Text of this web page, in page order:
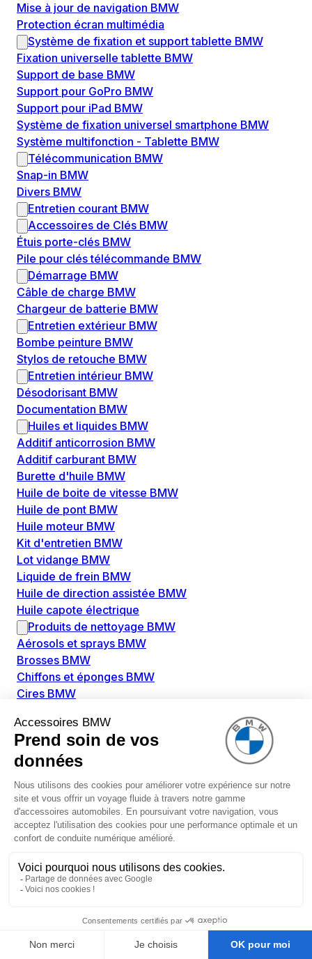
Mise à jour de navigation BMW
Protection écran multimédia
Système de fixation et support tablette BMW
Fixation universelle tablette BMW
Support de base BMW
Support pour GoPro BMW
Support pour iPad BMW
Système de fixation universel smartphone BMW
Système multifonction - Tablette BMW
Télécommunication BMW
Snap-in BMW
Divers BMW
Entretien courant BMW
Accessoires de Clés BMW
Étuis porte-clés BMW
Pile pour clés télécommande BMW
Démarrage BMW
Câble de charge BMW
Chargeur de batterie BMW
Entretien extérieur BMW
Bombe peinture BMW
Stylos de retouche BMW
Entretien intérieur BMW
Désodorisant BMW
Documentation BMW
Huiles et liquides BMW
Additif anticorrosion BMW
Additif carburant BMW
Burette d'huile BMW
Huile de boite de vitesse BMW
Huile de pont BMW
Huile moteur BMW
Kit d'entretien BMW
Lot vidange BMW
Liquide de frein BMW
Huile de direction assistée BMW
Huile capote électrique
Produits de nettoyage BMW
Aérosols et sprays BMW
Brosses BMW
Chiffons et éponges BMW
Cires BMW
Dégivrant et gratte-vitre BMW
Détachants BMW
Disolvants BMW
Nettoyant intérieur BMW
Nettoyant extérieur BMW
Pièces détachées BMW
Alimentation Carburant BMW
Boitier papillon BMW
Faisceau de câble pour réservoir avec pompe
d'aspiration BMW
Pompe à carburant BMW
Pompe diesel BMW